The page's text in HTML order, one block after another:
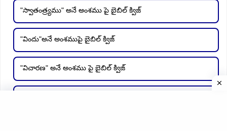
"స్వాతంత్ర్యము" అనే అంశము పై బైబిల్ క్విజ్
"విందు"అనే అంశముపై బైబిల్ క్విజ్
"విచారణ" అనే అంశము పై బైబిల్ క్విజ్